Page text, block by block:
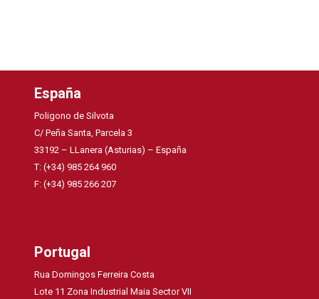
España
Poligono de Silvota
C/ Peña Santa, Parcela 3
33192 – LLanera (Asturias) – España
T: (+34) 985 264 960
F: (+34) 985 266 207
Portugal
Rua Domingos Ferreira Costa
Lote 11 Zona Industrial Maia Sector VII